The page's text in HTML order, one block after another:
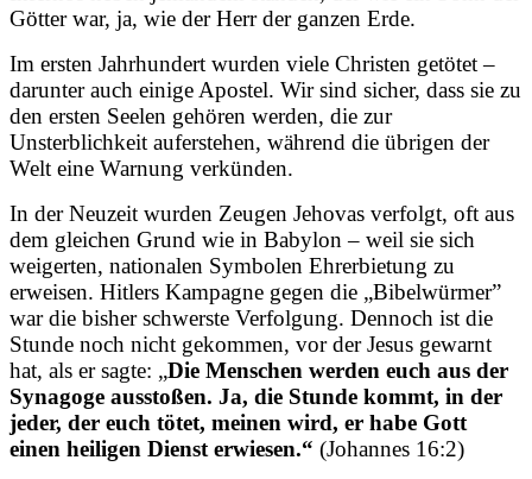
Götter war, ja, wie der Herr der ganzen Erde.
Im ersten Jahrhundert wurden viele Christen getötet –
darunter auch einige Apostel. Wir sind sicher, dass sie zu
den ersten Seelen gehören werden, die zur
Unsterblichkeit auferstehen, während die übrigen der
Welt eine Warnung verkünden.
In der Neuzeit wurden Zeugen Jehovas verfolgt, oft aus
dem gleichen Grund wie in Babylon – weil sie sich
weigerten, nationalen Symbolen Ehrerbietung zu
erweisen. Hitlers Kampagne gegen die „Bibelwürmer”
war die bisher schwerste Verfolgung. Dennoch ist die
Stunde noch nicht gekommen, vor der Jesus gewarnt
hat, als er sagte: „Die Menschen werden euch aus der
Synagoge ausstoßen. Ja, die Stunde kommt, in der
jeder, der euch tötet, meinen wird, er habe Gott
einen heiligen Dienst erwiesen.“ (Johannes 16:2)